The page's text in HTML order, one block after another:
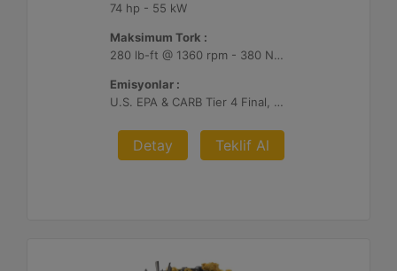
74 hp - 55 kW
Maksimum Tork :
280 lb-ft @ 1360 rpm - 380 Nm @ 1360 rpm
Emisyonlar :
U.S. EPA & CARB Tier 4 Final, EU Stage V
Detay Teklif Al